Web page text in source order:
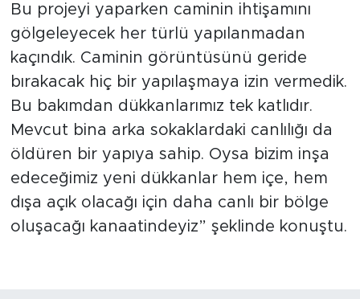
Bu projeyi yaparken caminin ihtişamını
gölgeleyecek her türlü yapılanmadan
kaçındık. Caminin görüntüsünü geride
bırakacak hiç bir yapılaşmaya izin vermedik.
Bu bakımdan dükkanlarımız tek katlıdır.
Mevcut bina arka sokaklardaki canlılığı da
öldüren bir yapıya sahip. Oysa bizim inşa
edeceğimiz yeni dükkanlar hem içe, hem
dışa açık olacağı için daha canlı bir bölge
oluşacağı kanaatindeyiz” şeklinde konuştu.